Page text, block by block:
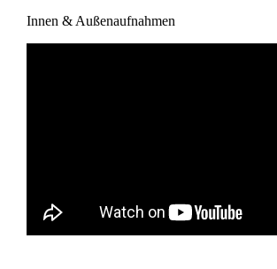
Innen & Außenaufnahmen